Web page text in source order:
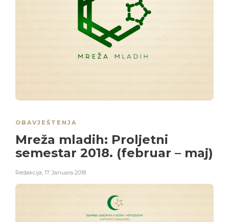
OBAVJEŠTENJA
Mreža mladih: Proljetni
semestar 2018. (februar – maj)
Redakcija, 17. Januara 2018.